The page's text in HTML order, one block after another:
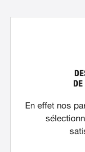
En effet nos